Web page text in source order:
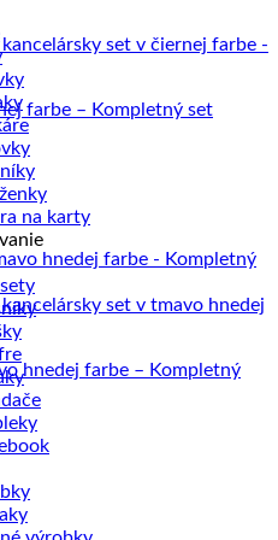
na karty
farbe – Kompletný set
hnedej farbe – Kompletný